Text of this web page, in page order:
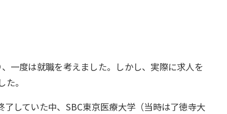
一度は就職を考えました。しかし、実際に求人を
。
していた中、SBC東京医療大学（当時は了徳寺大